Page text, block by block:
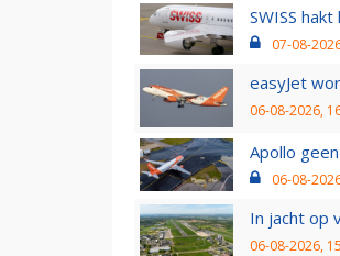
SWISS
07-08-
easyJet
06-08-2026,
Apollo
06-08-
In jacht op
06-08-2026,